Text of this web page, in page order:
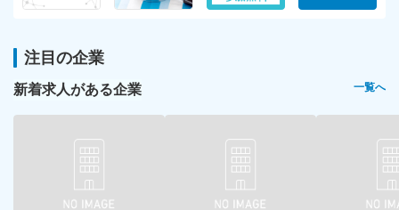
注目の企業
新着求人がある企業 一覧へ